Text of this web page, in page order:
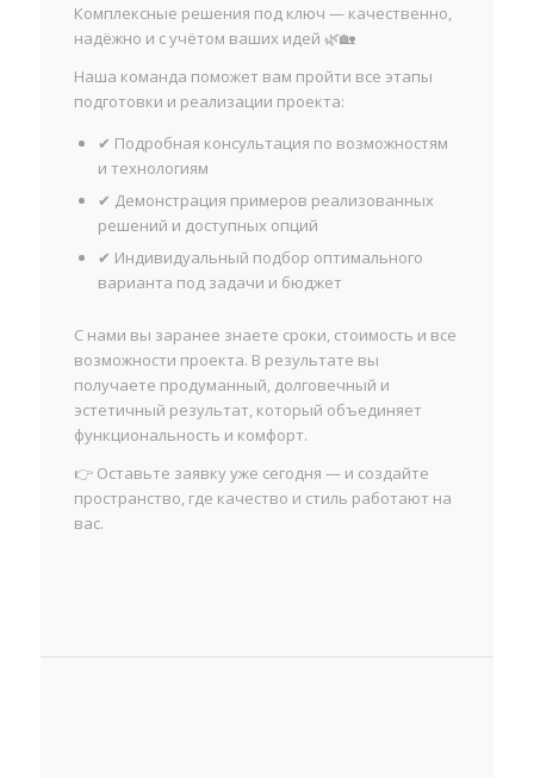
Комплексные решения под ключ — качественно,
надёжно и с учётом ваших идей 🌿🏡
Наша команда поможет вам пройти все этапы
подготовки и реализации проекта:
✔ Подробная консультация по возможностям
и технологиям
✔ Демонстрация примеров реализованных
решений и доступных опций
✔ Индивидуальный подбор оптимального
варианта под задачи и бюджет
С нами вы заранее знаете сроки, стоимость и все
возможности проекта. В результате вы
получаете продуманный, долговечный и
эстетичный результат, который объединяет
функциональность и комфорт.
👉 Оставьте заявку уже сегодня — и создайте
пространство, где качество и стиль работают на
вас.